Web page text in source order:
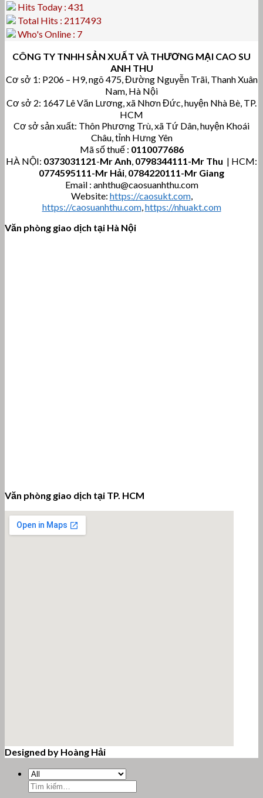
Hits Today : 431
Total Hits : 2117493
Who's Online : 7
CÔNG TY TNHH SẢN XUẤT VÀ THƯƠNG MẠI CAO SU
ANH THU
Cơ sở 1: P206 – H9, ngõ 475, Đường Nguyễn Trãi, Thanh Xuân
Nam, Hà Nội
Cơ sở 2: 1647 Lê Văn Lương, xã Nhơn Đức, huyện Nhà Bè, TP.
HCM
Cơ sở sản xuất: Thôn Phương Trù, xã Tứ Dân, huyện Khoái
Châu, tỉnh Hưng Yên
Mã số thuế : 0110077686
HÀ NỘI: 0373031121-Mr Anh, 0798344111-Mr Thu | HCM:
0774595111-Mr Hải, 0784220111-Mr Giang
Email : anhthu@caosuanhthu.com
Website: https://caosukt.com,
https://caosuanhthu.com,https://nhuakt.com
Văn phòng giao dịch tại Hà Nội
Văn phòng giao dịch tại TP. HCM
Designed by Hoàng Hải
Tìm